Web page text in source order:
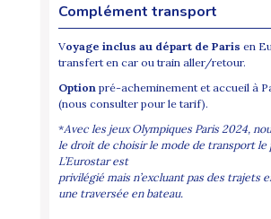
Complément transport
Voyage inclus au départ de Paris en
transfert en car ou train aller/retour.
Option pré-acheminement et accueil à
(nous consulter pour le tarif).
*Avec les jeux Olympiques Paris 2024,
le droit de choisir le mode de transport le
L’Eurostar est
privilégié mais n’excluant pas des trajets
une traversée en bateau.